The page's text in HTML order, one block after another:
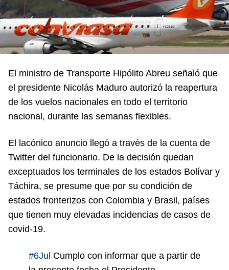
El ministro de Transporte Hipólito Abreu señaló que
el presidente Nicolás Maduro autorizó la reapertura
de los vuelos nacionales en todo el territorio
nacional, durante las semanas flexibles.
El lacónico anuncio llegó a través de la cuenta de
Twitter del funcionario. De la decisión quedan
exceptuados los terminales de los estados Bolívar y
Táchira, se presume que por su condición de
estados fronterizos con Colombia y Brasil, países
que tienen muy elevadas incidencias de casos de
covid-19.
#6Jul Cumplo con informar que a partir de